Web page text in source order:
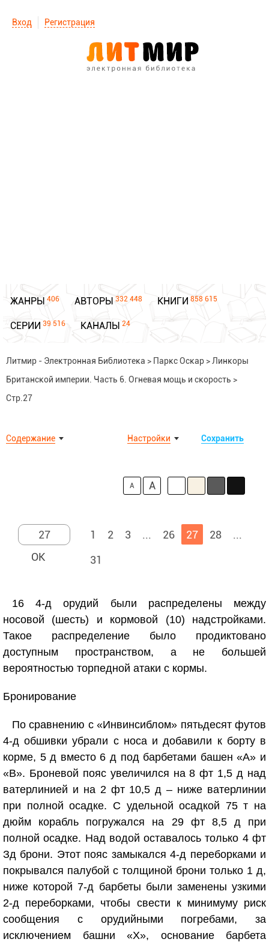
Вход Регистрация
ЖАНРЫ 406 АВТОРЫ 332 448 КНИГИ 858 615
СЕРИИ 39 516 КАНАЛЫ 24
Литмир - Электронная Библиотека > Паркс Оскар > Линкоры
Британской империи. Часть 6. Огневая мощь и скорость >
Стр.27
Содержание Сохранить
Настройки
A A
1 2 3 ... 26 27 28
...
31
16 4-д орудий были распределены между
носовой (шесть) и кормовой (10) надстройками.
Такое распределение было продиктовано
доступным пространством, а не большей
вероятностью торпедной атаки с кормы.
Бронирование
По сравнению с «Инвинсиблом» пятьдесят футов
4-д обшивки убрали с носа и добавили к борту в
корме, 5 д вместо 6 д под барбетами башен «А» и
«В». Броневой пояс увеличился на 8 фт 1,5 д над
ватерлинией и на 2 фт 10,5 д – ниже ватерлинии
при полной осадке. С удельной осадкой 75 т на
дюйм корабль погружался на 29 фт 8,5 д при
полной осадке. Над водой оставалось только 4 фт
Зд брони. Этот пояс замыкался 4-д переборками и
покрывался палубой с толщиной брони только 1 д,
ниже которой 7-д барбеты были заменены узкими
2-д переборками, чтобы свести к минимуму риск
сообщения с орудийными погребами, за
исключением башни «X», основание барбета